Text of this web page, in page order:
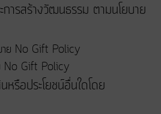
การสร้างวัฒนธรรม ตามนโยบาย
าย No Gift Policy
No Gift Policy
รือประโยชน์อื่นใดโดย